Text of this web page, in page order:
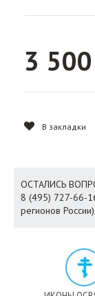
3
В закладки
ОСТАЛИСЬ
8 (495) 727-66-
регионов России)